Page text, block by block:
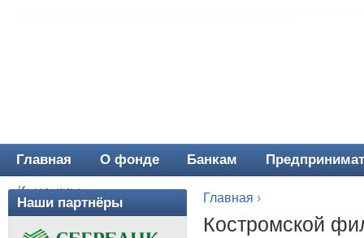
Главная ›
Костромской
Главное меню
Главная О фонде Банкам
Контакты
Наши партнёры